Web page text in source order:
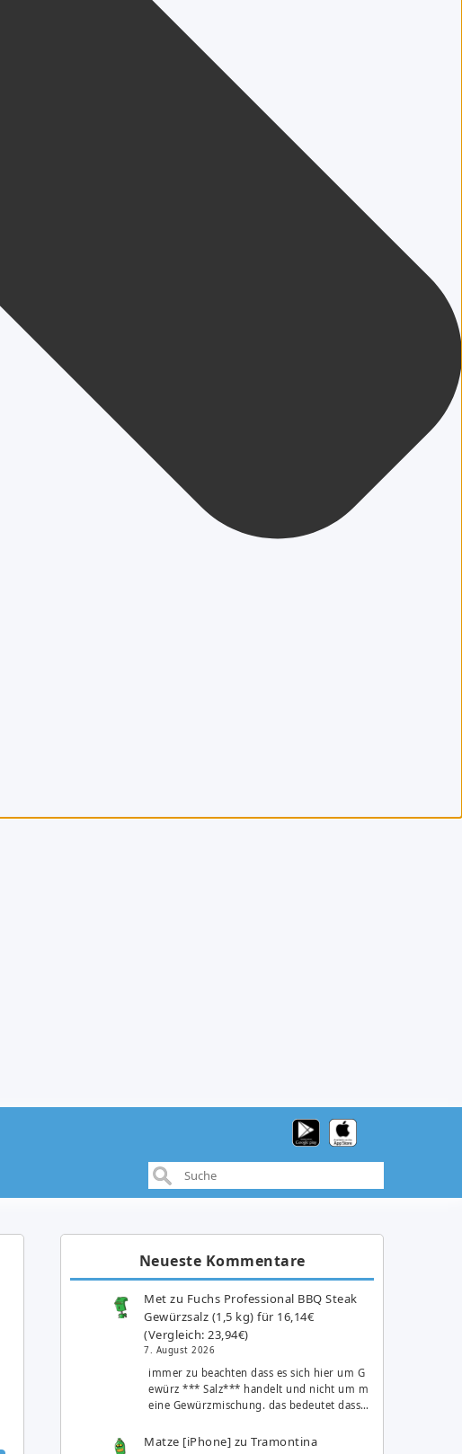
Neueste Kommentare
Met zu Fuchs Professional BBQ Steak
Gewürzsalz (1,5 kg) für 16,14€
(Vergleich: 23,94€)
7. August 2026
immer zu beachten dass es sich hier um G
ewürz *** Salz*** handelt und nicht um m
eine Gewürzmischung. das bedeutet dass…
Matze [iPhone] zuTramontina